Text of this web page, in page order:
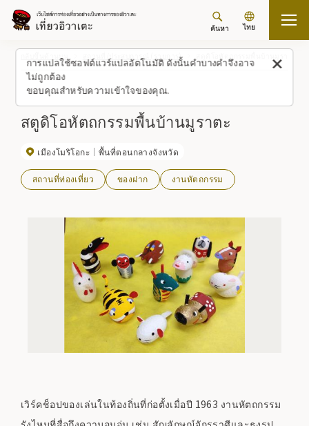
การแปลใช้ซอฟต์แวร์แปลอัตโนมัติ ดังนั้นคำบางคำจึงอาจ
ไม่ถูกต้อง
ขอบคุณสำหรับความเข้าใจของคุณ.
ค้นหา ไทย
กลับขึ้นด้านบน สถานที่/ประสบการณ์ (รายการ)
สตูดิโอหัตถกรรมพื้นบ้านมูราตะ
เมืองโมริโอกะ พื้นที่ตอนกลางจังหวัด
สถานที่ท่องเที่ยว ของฝาก งานหัตถกรรม
เวิร์คช็อปของเล่นในท้องถิ่นที่ก่อตั้งเมื่อปี 1963 งานหัตถกรรม